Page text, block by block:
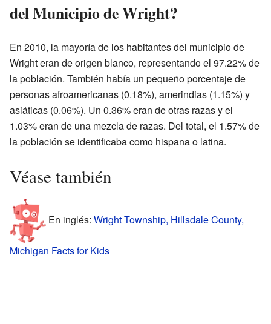
del Municipio de Wright?
En 2010, la mayoría de los habitantes del municipio de
Wright eran de origen blanco, representando el 97.22% de
la población. También había un pequeño porcentaje de
personas afroamericanas (0.18%), amerindias (1.15%) y
asiáticas (0.06%). Un 0.36% eran de otras razas y el
1.03% eran de una mezcla de razas. Del total, el 1.57% de
la población se identificaba como hispana o latina.
Véase también
En inglés: Wright Township, Hillsdale County,
Michigan Facts for Kids